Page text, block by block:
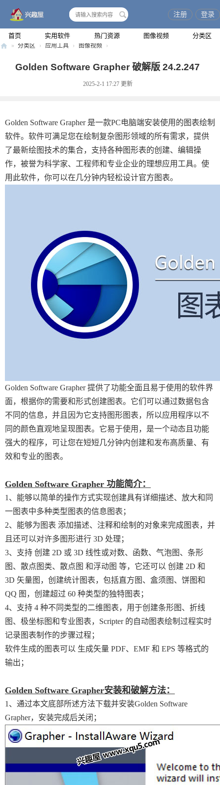
首页 实用软件 热门资源 图像视频 分类区
注册 登录
» 分类区 › 应用工具 › 图像视频 ›
Golden Software Grapher 破解版 24.2.247
2025-2-1 17:27 更新
Golden Software Grapher 是一款PC电脑端安装使用的图表绘制
软件。软件可满足您在绘制复杂图形领域的所有需求，提供
了最新绘图技术的集合，支持各种图形表的创建、编辑操
作，被誉为科学家、工程师和专业企业的理想应用工具。使
用此软件，你可以在几分钟内轻松设计官方图表。
Golden Software Grapher 提供了功能全面且易于使用的软件界
面，根据你的需要和形式创建图表。它们可以通过数据包含
不同的信息，并且因为它支持图形图表，所以应用程序以不
同的颜色直观地呈现图表。它易于使用，是一个动态且功能
强大的程序，可让您在短短几分钟内创建和发布高质量、有
效和专业的图表。
Golden Software Grapher 功能简介：
1、能够以简单的操作方式实现创建具有详细描述、放大和同
一图表中多种类型图表的信息图表；
2、能够为图表 添加描述、注释和绘制的对象来完成图表，并
且还可以对许多图形进行 3D 处理；
3、支持 创建 2D 或 3D 线性或对数、函数、气泡图、条形
图、散点图类、散点图 和浮动图 等，它还可以 创建 2D 和
3D 矢量图，创建统计图表，包括直方图、盒须图、饼图和
QQ 图，创建超过 60 种类型的独特图表；
4、支持 4 种不同类型的二维图表，用于创建条形图、折线
图、极坐标图和专业图表，Scripter 的自动图表绘制过程实时
记录图表制作的步骤过程；
软件生成的图表可以 生成矢量 PDF、EMF 和 EPS 等格式的
输出；
Golden Software Grapher安装和破解方法：
1、通过本文底部所述方法下载并安装Golden Software
Grapher，安装完成后关闭；